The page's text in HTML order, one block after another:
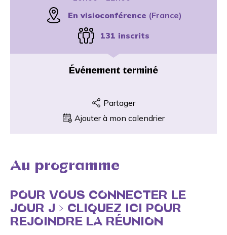
En visioconférence (France)
131 inscrits
Événement terminé
Partager
Ajouter à mon calendrier
Au programme
POUR VOUS CONNECTER LE
JOUR J > CLIQUEZ ICI POUR
REJOINDRE LA RÉUNION